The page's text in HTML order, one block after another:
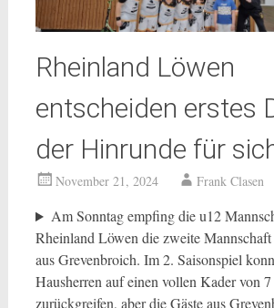
Rheinland Löwen
entscheiden erstes
der Hinrunde für
November 21, 2024 Frank Clasen
Am Sonntag empfing die u12
Rheinland Löwen die zweite
aus Grevenbroich. Im 2. Saisonspiel
Hausherren auf einen vollen Kader von
zurückgreifen, aber die Gäste aus